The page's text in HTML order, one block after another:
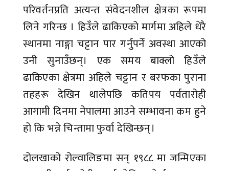
परिवर्तनप्रति अत्यन्त संवेदनशील क्षेत्रका रूपमा
लिने गरिन्छ । हिउँले ढाकिएको मार्गमा अहिले धेरै
स्थानमा नाङ्गा चट्टान पार गर्नुपर्ने अवस्था आएको
उनी सुनाउँछन्। एक समय बाक्लो हिउँले
ढाकिएका क्षेत्रमा अहिले चट्टान र बरफका पुराना
तहहरू देखिन थालेपछि कतिपय पर्वतारोही
आगामी दिनमा नेपालमा आउने सम्भावना कम हुने
हो कि भन्ने चिन्तामा फुर्वा देखिन्छन्।
दोलखाको रोल्वालिङमा सन् १९८८ मा जन्मिएका